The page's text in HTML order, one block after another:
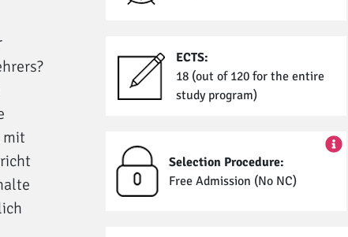
mit
ECTS:
18 (out of 120 for the entire
study program)
Selection Procedure:
Free Admission (No NC)